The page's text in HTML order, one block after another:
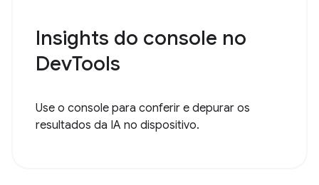
Insights do console no
DevTools
Use o console para conferir e depurar os
resultados da IA no dispositivo.